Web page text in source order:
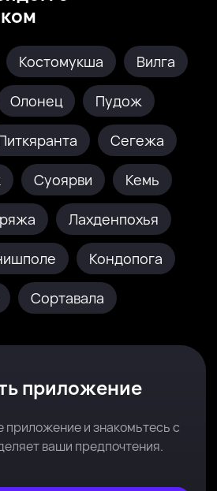
Костомукша Вилга
Олонец Пудож
Сегежа
Суоярви Кемь
Лахденпохья
Кондопога
Сортавала
приложение
приложение и знакомьтесь с
ваши предпочтения.